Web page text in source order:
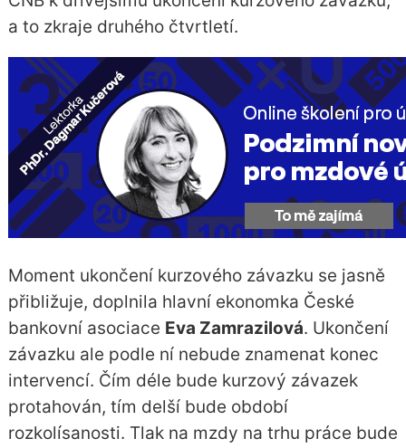
a to zkraje druhého čtvrtletí.
Moment ukončení kurzového závazku se jasně
přibližuje, doplnila hlavní ekonomka České
bankovní asociace Eva Zamrazilová. Ukončení
závazku ale podle ní nebude znamenat konec
intervencí. Čím déle bude kurzový závazek
protahován, tím delší bude období
rozkolísanosti. Tlak na mzdy na trhu práce bude